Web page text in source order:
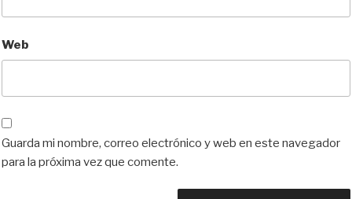
Web
Guarda mi nombre, correo electrónico y web en este navegador
para la próxima vez que comente.